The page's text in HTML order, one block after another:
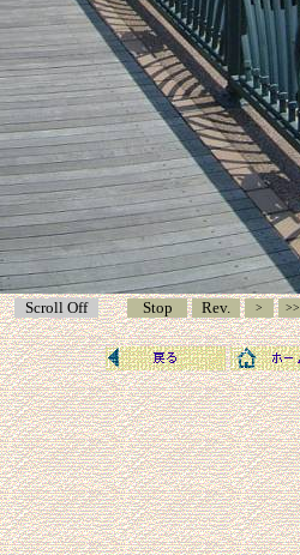
Scroll Off Stop Rev. > >>